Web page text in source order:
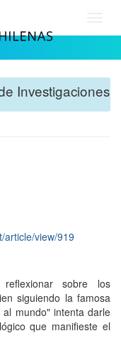
Investigaciones
article/view/919
sobre los
siguiendo la famosa
mundo" intenta darle
que manifieste el